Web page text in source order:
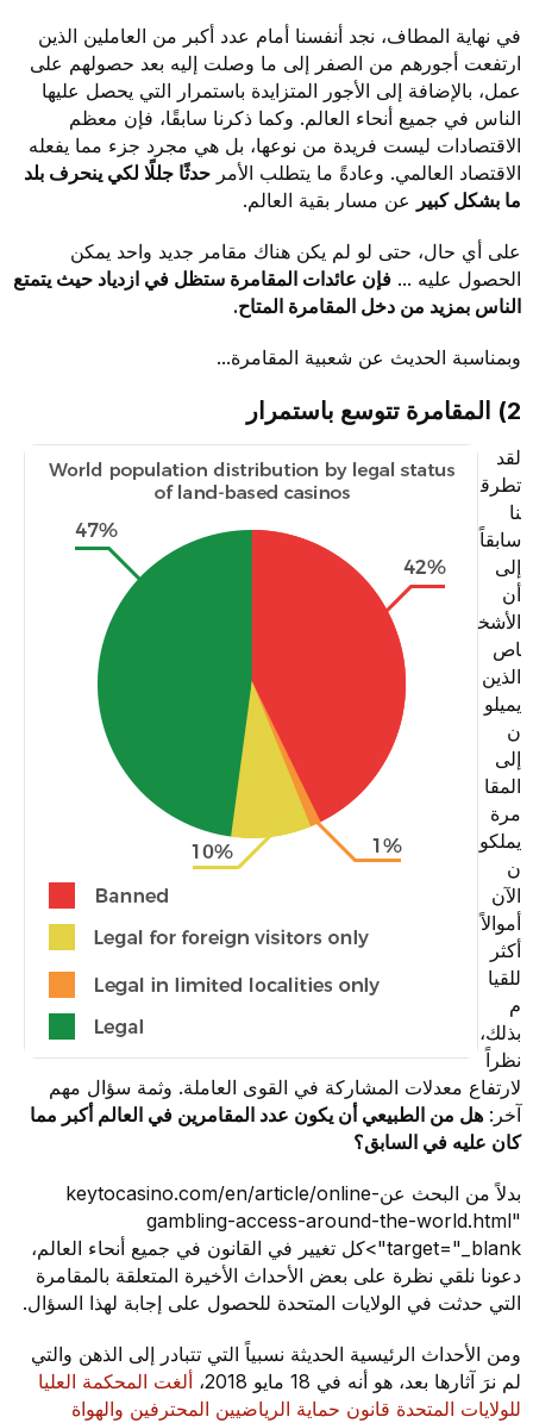
في نهاية المطاف، نجد أنفسنا أمام عدد أكبر من العاملين الذين
ارتفعت أجورهم من الصفر إلى ما وصلت إليه بعد حصولهم على
عمل، بالإضافة إلى الأجور المتزايدة باستمرار التي يحصل عليها
الناس في جميع أنحاء العالم. وكما ذكرنا سابقًا، فإن معظم
الاقتصادات ليست فريدة من نوعها، بل هي مجرد جزء مما يفعله
الاقتصاد العالمي. وعادةً ما يتطلب الأمر حدثًا جللًا لكي ينحرف بلد
ما بشكل كبيرعن مسار بقية العالم.
على أي حال، حتى لو لم يكن هناك مقامر جديد واحد يمكن
الحصول عليه ...فإن عائدات المقامرة ستظل في ازدياد حيث يتمتع
الناس بمزيد من دخل المقامرة المتاح.
وبمناسبة الحديث عن شعبية المقامرة...
2) المقامرة تتوسع باستمرار
لقد
تطرق
نا
سابقاً
إلى
أن
الأشخ
اص
الذين
يميلو
ن
إلى
المقا
مرة
يملكو
ن
الآن
أموالاً
أكثر
للقيا
م
بذلك،
نظراً
لارتفاع معدلات المشاركة في القوى العاملة. وثمة سؤال مهم
آخر: هل من الطبيعي أن يكون عدد المقامرين في العالم أكبر مما
كان عليه في السابق؟
بدلاً من البحث عنkeytocasino.com/en/article/online-
gambling-access-around-the-world.html"
target="_blank">كل تغيير في القانون في جميع أنحاء العالم،
دعونا نلقي نظرة على بعض الأحداث الأخيرة المتعلقة بالمقامرة
التي حدثت في الولايات المتحدة للحصول على إجابة لهذا السؤال.
ومن الأحداث الرئيسية الحديثة نسبياً التي تتبادر إلى الذهن والتي
لم نرَ آثارها بعد، هو أنه في 18 مايو 2018،
ألغت المحكمة العليا
للولايات المتحدة قانون حماية الرياضيين المحترفين والهواة